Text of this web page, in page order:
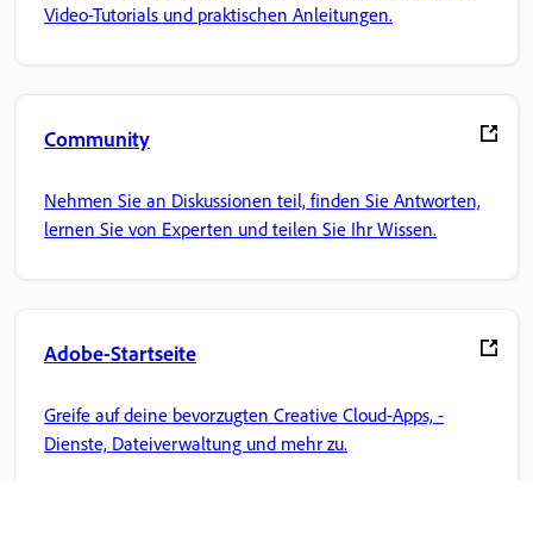
Video-Tutorials und praktischen Anleitungen.
Community
Nehmen Sie an Diskussionen teil, finden Sie Antworten,
lernen Sie von Experten und teilen Sie Ihr Wissen.
Adobe-Startseite
Greife auf deine bevorzugten Creative Cloud-Apps, -
Dienste, Dateiverwaltung und mehr zu.